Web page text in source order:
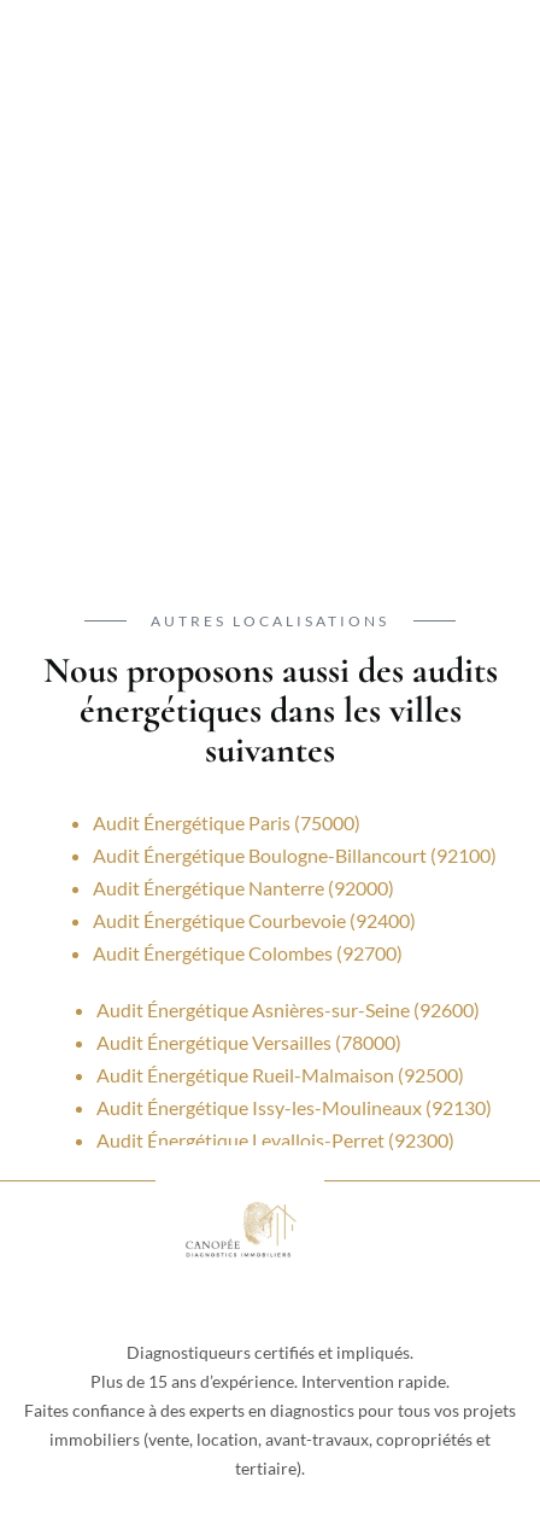
AUTRES LOCALISATIONS
Nous proposons aussi des audits
énergétiques dans les villes
suivantes
Audit Énergétique Paris (75000)
Audit Énergétique Boulogne-Billancourt (92100)
Audit Énergétique Nanterre (92000)
Audit Énergétique Courbevoie (92400)
Audit Énergétique Colombes (92700)
Audit Énergétique Asnières-sur-Seine (92600)
Audit Énergétique Versailles (78000)
Audit Énergétique Rueil-Malmaison (92500)
Audit Énergétique Issy-les-Moulineaux (92130)
Audit Énergétique Levallois-Perret (92300)
Diagnostiqueurs certifiés et impliqués.
Plus de 15 ans d’expérience. Intervention rapide.
Faites confiance à des experts en diagnostics pour tous vos projets
immobiliers (vente, location, avant-travaux, copropriétés et
tertiaire).